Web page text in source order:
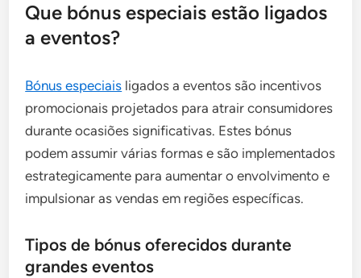
Que bónus especiais estão ligados
a eventos?
Bónus especiais ligados a eventos são incentivos
promocionais projetados para atrair consumidores
durante ocasiões significativas. Estes bónus
podem assumir várias formas e são implementados
estrategicamente para aumentar o envolvimento e
impulsionar as vendas em regiões específicas.
Tipos de bónus oferecidos durante
grandes eventos